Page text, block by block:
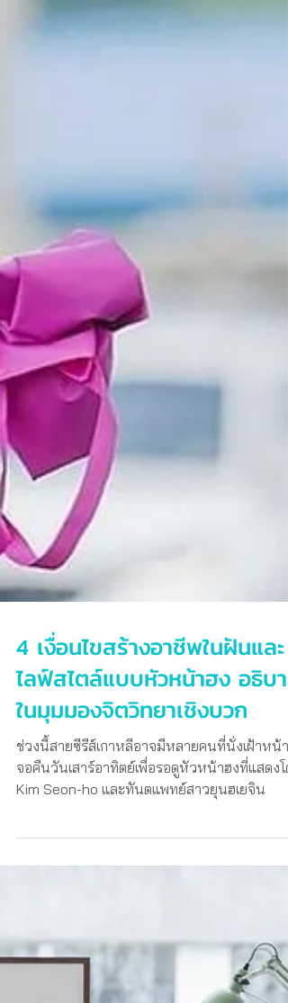
4 เงื่อนไขสร้างอาชีพในฝันและ
ไลฟ์สไตล์แบบหัวหน้าฮง อธิบาย
ในมุมมองจิตวิทยาเชิงบวก
Kim Seon-ho และทันตแพทย์สาวยุนฮเยจิน